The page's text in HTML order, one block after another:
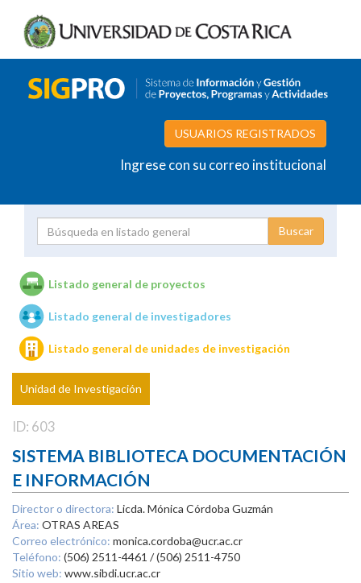
USUARIOS REGISTRADOS
Ingrese con su correo institucional
Unidades de investigación
Listado general de proyectos
Listado general de investigadores
Listado general de unidades de investigación
Unidad de Investigación
ID: 603
SISTEMA BIBLIOTECA DOCUMENTACIÓN
E INFORMACIÓN
Director o directora: Licda. Mónica Córdoba Guzmán
Área: OTRAS AREAS
Correo electrónico: monica.cordoba@ucr.ac.cr
Teléfono: (506) 2511-4461 / (506) 2511-4750
Sitio web: www.sibdi.ucr.ac.cr